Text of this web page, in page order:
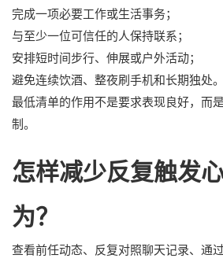
完成一项必要工作或生活事务；
与至少一位可信任的人保持联系；
安排短时间步行、伸展或户外活动；
避免连续饮酒、整夜刷手机和长期独处。
最低清单的作用不是要求表现良好，而
制。
怎样减少反复触发
为？
查看前任动态、反复对照聊天记录、通